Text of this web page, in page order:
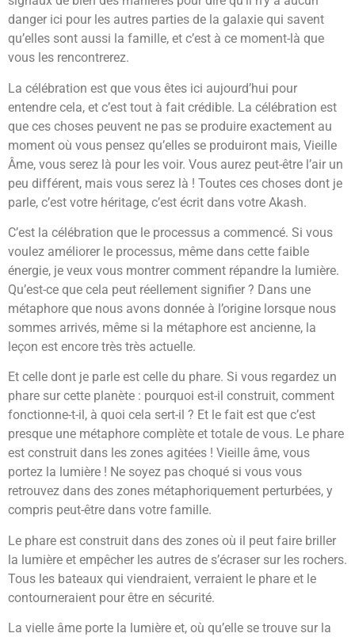
danger ici pour les autres parties de la galaxie qui savent
qu’elles sont aussi la famille, et c’est à ce moment-là que
vous les rencontrerez.
La célébration est que vous êtes ici aujourd’hui pour
entendre cela, et c’est tout à fait crédible. La célébration est
que ces choses peuvent ne pas se produire exactement au
moment où vous pensez qu’elles se produiront mais, Vieille
Âme, vous serez là pour les voir. Vous aurez peut-être l’air un
peu différent, mais vous serez là ! Toutes ces choses dont je
parle, c’est votre héritage, c’est écrit dans votre Akash.
C’est la célébration que le processus a commencé. Si vous
voulez améliorer le processus, même dans cette faible
énergie, je veux vous montrer comment répandre la lumière.
Qu’est-ce que cela peut réellement signifier ? Dans une
métaphore que nous avons donnée à l’origine lorsque nous
sommes arrivés, même si la métaphore est ancienne, la
leçon est encore très très actuelle.
Et celle dont je parle est celle du phare. Si vous regardez un
phare sur cette planète : pourquoi est-il construit, comment
fonctionne-t-il, à quoi cela sert-il ? Et le fait est que c’est
presque une métaphore complète et totale de vous. Le phare
est construit dans les zones agitées ! Vieille âme, vous
portez la lumière ! Ne soyez pas choqué si vous vous
retrouvez dans des zones métaphoriquement perturbées, y
compris peut-être dans votre famille.
Le phare est construit dans des zones où il peut faire briller
la lumière et empêcher les autres de s’écraser sur les rochers.
Tous les bateaux qui viendraient, verraient le phare et le
contourneraient pour être en sécurité.
La vielle âme porte la lumière et, où qu’elle se trouve sur la